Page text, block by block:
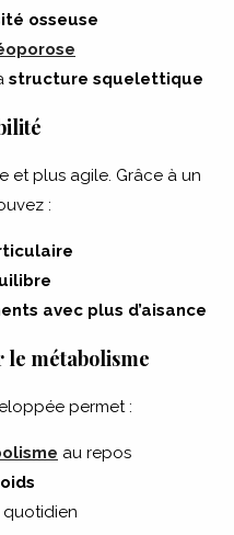
osseuse
structure squelettique
et plus agile. Grâce à un
:
avec plus d’aisance
le métabolisme
permet :
au repos
quotidien